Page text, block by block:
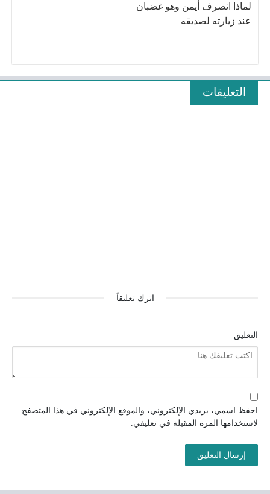
لماذا انصرف أيمن وهو غضبان
عند زيارته لصديقه
التعليقات
اترك تعليقاً
التعليق
احفظ اسمي، بريدي الإلكتروني، والموقع الإلكتروني في هذا المتصفح
لاستخدامها المرة المقبلة في تعليقي.